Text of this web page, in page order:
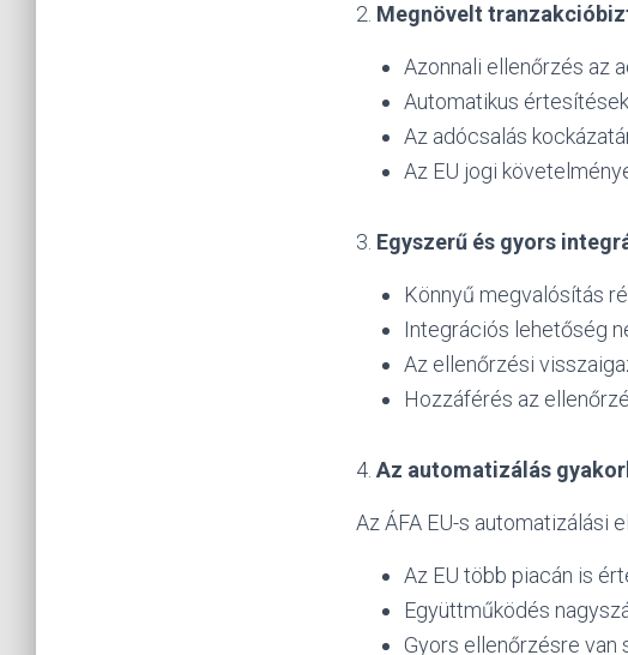
2. Megnövelt
Azonnali ellenőrzés az
Automatikus
Az adócsalás
Az EU jogi
3. Egyszerű és gyors
Könnyű megvalósítás
Integrációs lehetőség
Az ellenőrzési
Hozzáférés az
4. Az automatizálás
Az ÁFA EU-s automatizálási
Az EU több piacán is
Együttműködés
Gyors ellenőrzésre van